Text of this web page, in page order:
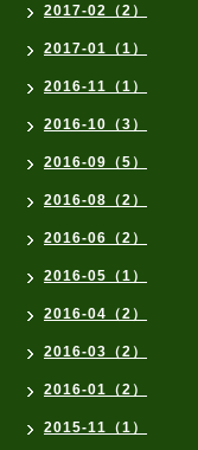
2017-02（2）
2017-01（1）
2016-11（1）
2016-10（3）
2016-09（5）
2016-08（2）
2016-06（2）
2016-05（1）
2016-04（2）
2016-03（2）
2016-01（2）
2015-11（1）